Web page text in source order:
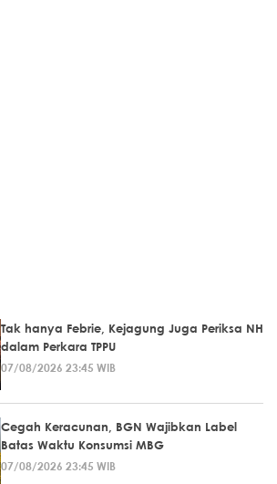
Tak hanya Febrie, Kejagung Juga Periksa NH
dalam Perkara TPPU
07/08/2026 23:45 WIB
Cegah Keracunan, BGN Wajibkan Label
Batas Waktu Konsumsi MBG
07/08/2026 23:45 WIB